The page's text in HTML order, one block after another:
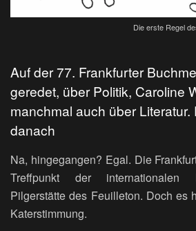
Die erste Regel
Auf der 77. Frankfurter
geredet, über Politik, Caroline
manchmal auch über Literatur.
danach
Na, hingegangen? Egal. Die
Treffpunkt der internationalen
Pilgerstätte des Feuilleton. Doch es
Katerstimmung.